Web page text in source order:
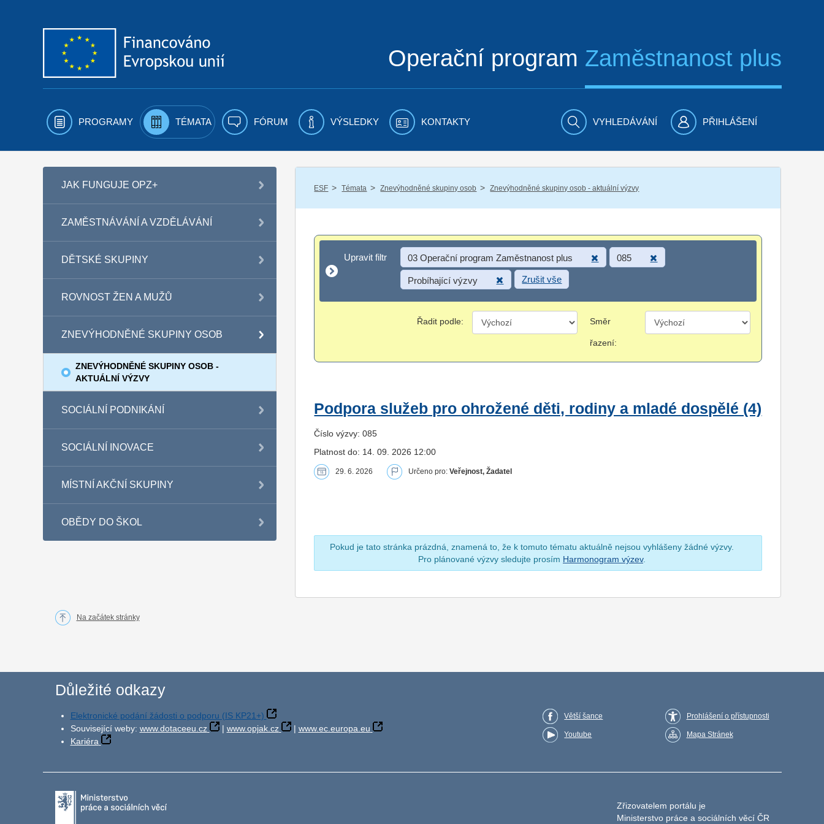
Operační program Zaměstnanost plus
PROGRAMY TÉMATA FÓRUM VÝSLEDKY KONTAKTY VYHLEDÁVÁNÍ PŘIHLÁŠENÍ
JAK FUNGUJE OPZ+
ZAMĚSTNÁVÁNÍ A VZDĚLÁVÁNÍ
DĚTSKÉ SKUPINY
ROVNOST ŽEN A MUŽŮ
ZNEVÝHODNĚNÉ SKUPINY OSOB
ZNEVÝHODNĚNÉ SKUPINY OSOB -
AKTUÁLNÍ VÝZVY
SOCIÁLNÍ PODNIKÁNÍ
SOCIÁLNÍ INOVACE
MÍSTNÍ AKČNÍ SKUPINY
OBĚDY DO ŠKOL
ESF / Témata / Znevýhodněné skupiny osob / Znevýhodněné skupiny osob - aktuální výzvy
Upravit filtr
Upravit filtr 03 Operační program Zaměstnanost plus 085
Probíhající výzvy Zrušit vše
Řadit podle: Směr
řazení:
Podpora služeb pro ohrožené děti, rodiny a mladé dospělé (4)
Číslo výzvy: 085
Platnost do: 14. 09. 2026 12:00
29. 6. 2026 Určeno pro:Veřejnost, Žadatel
Pokud je tato stránka prázdná, znamená to, že k tomuto tématu aktuálně nejsou vyhlášeny žádné výzvy.
Pro plánované výzvy sledujte prosím Harmonogram výzev.
Na začátek stránky
Důležité odkazy
Elektronické podání žádosti o podporu (IS KP21+)
Související weby: www.dotaceeu.cz | www.opjak.cz | www.ec.europa.eu
Kariéra
Větší šance
Youtube
Prohlášení o přístupnosti
Mapa Stránek
Zřizovatelem portálu je
Ministerstvo práce a sociálních věcí ČR